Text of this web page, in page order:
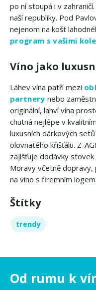
po ní stoupá i v
naší republiky. Pod
nejenom na košt
program s vašimi
Víno jako
Láhev vína patří mezi
partnery nebo
originální, lahví vína
chutná nejlépe v
luxusních dárkových
olovnatého křišťálu. Z-
zajišťuje dodávky stovek
Moravy včetně
na víno s firemním logem.
Štítky
trendy
Od rumu k